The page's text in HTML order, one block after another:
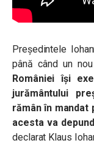
Președintele
până când un
României își
jurământului
rămân în mandat
acesta va
declarat Klaus